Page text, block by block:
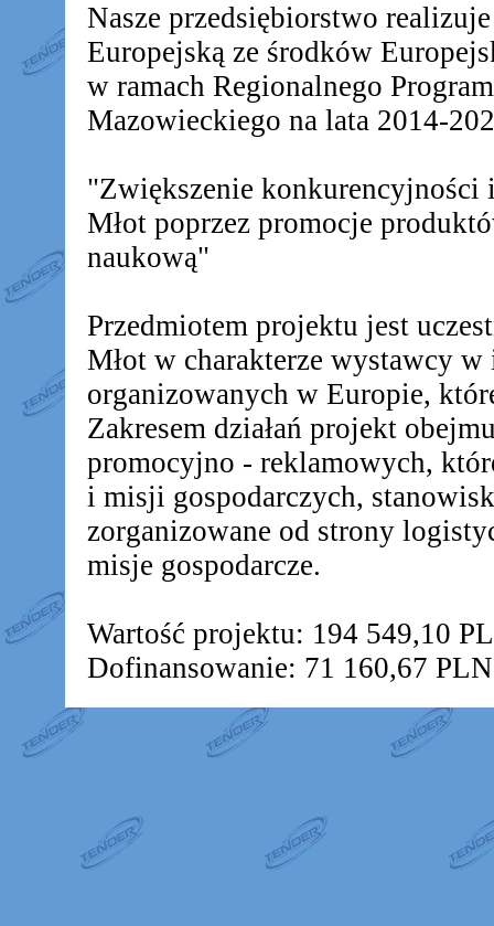
Nasze przedsiębiorstwo
Europejską ze środków
w ramach Regionalnego
Mazowieckiego na lata 2014-
"Zwiększenie
Młot poprzez promocje
naukową"
Przedmiotem projektu jest
Młot w charakterze wystawcy
organizowanych w Europie,
Zakresem działań projekt
promocyjno - reklamowych,
i misji gospodarczych,
zorganizowane od strony
misje gospodarcze.
Wartość projektu: 194 549,10
Dofinansowanie: 71 160,67 PLN